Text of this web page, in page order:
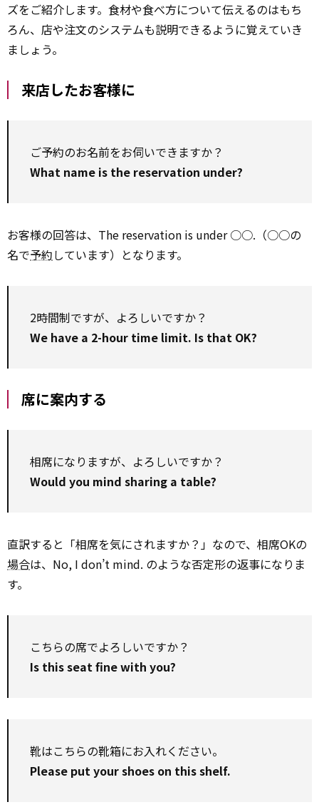
ズをご紹介します。食材や食べ方について伝えるのはもち
ろん、店や注文のシステムも説明できるように覚えていき
ましょう。
来店したお客様に
ご予約のお名前をお伺いできますか？
What name is the reservation under?
お客様の回答は、The reservation is under ○○.（○○の
名で予約しています）となります。
2時間制ですが、よろしいですか？
We have a 2-hour time limit. Is that OK?
席に案内する
相席になりますが、よろしいですか？
Would you mind sharing a table?
直訳すると「相席を気にされますか？」なので、相席OKの
場合は、No, I don’t mind. のような否定形の返事になりま
す。
こちらの席でよろしいですか？
Is this seat fine with you?
靴はこちらの靴箱にお入れください。
Please put your shoes on this shelf.